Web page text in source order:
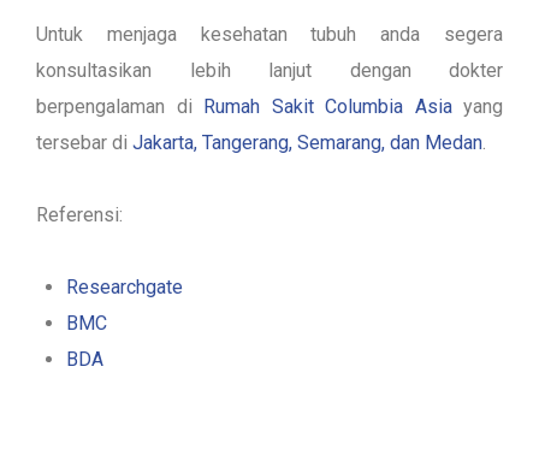
Untuk menjaga kesehatan tubuh anda segera
konsultasikan lebih lanjut dengan dokter
berpengalaman di Rumah Sakit Columbia Asiayang
tersebar di Jakarta, Tangerang, Semarang, dan Medan.
Referensi:
Researchgate
BMC
BDA